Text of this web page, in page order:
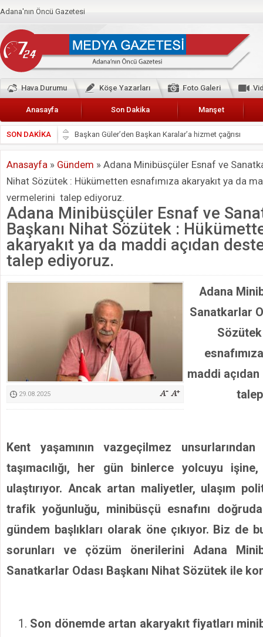
Adana'nın Öncü Gazetesi
Hava Durumu Köşe Yazarları Foto Galeri
Anasayfa Son Dakika Manşet
SON DAKİKA
Başkan Güler’den Başkan Karalar’a hizmet çağrısı
Lokantacılar ve Kebapçılar Esnaf Odası Başkanı Şefik
Hak-İş Abdurrahman Yücel
HDP İL BİNASININ ÖNÜNDE ANNELER TARİH
CEYHAN TİCARET ODASI
Hainler emellerine asla erişemeyecekler
BÖLGEMİZ ÇUKUROVA’DA 2019 YILI PAMUK
İyi Parti Yüreğir İlçe Başkanı Enis Akyürek
Kimyasallardan Koruma Derneği Başkanı Cennet Çelik
Anasayfa » Gündem » Adana Minibüsçüler Esnaf ve
Nihat Sözütek : Hükümetten esnafımıza akaryakıt ya da
vermelerini talep ediyoruz.
Adana Minibüsçüler Esnaf ve
Başkanı Nihat Sözütek :
akaryakıt ya da maddi açıdan
talep ediyoruz.
29.08.2025
Adana
Sanatkarlar
maddi
Kent yaşamının vazgeçilmez
taşımacılığı, her gün binlerce yolcuyu
ulaştırıyor. Ancak artan maliyetler, ulaşım
trafik yoğunluğu, minibüsçü esnafını
gündem başlıkları olarak öne çıkıyor. Biz de
sorunları ve çözüm önerilerini Adana
Sanatkarlar Odası Başkanı Nihat Sözütek ile
Son dönemde artan akaryakıt fiyatları